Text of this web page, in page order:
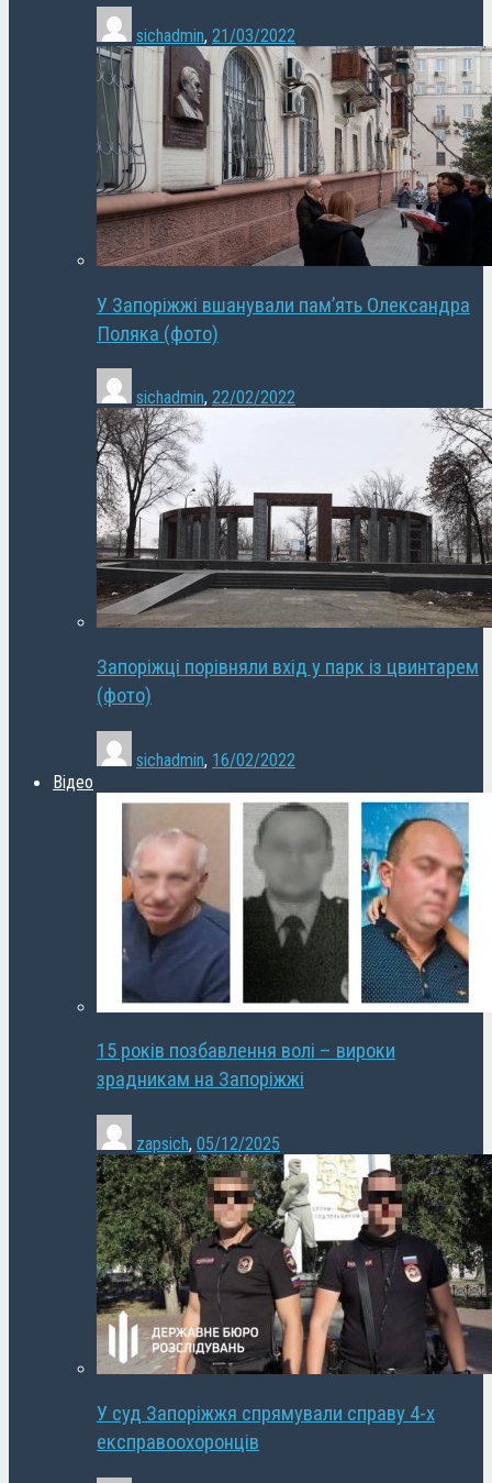
sichadmin, 21/03/2022
У Запоріжжі вшанували пам’ять Олександра
Поляка (фото)
sichadmin, 22/02/2022
Запоріжці порівняли вхід у парк із цвинтарем
(фото)
sichadmin, 16/02/2022
Відео
15 років позбавлення волі – вироки
зрадникам на Запоріжжі
zapsich, 05/12/2025
У суд Запоріжжя спрямували справу 4-х
експравоохоронців